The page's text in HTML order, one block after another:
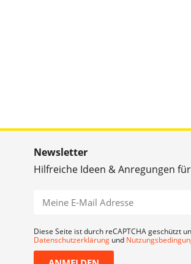
Newsletter
Hilfreiche Ideen & Anregungen
Diese Seite ist durch reCAPTCHA geschützt
Datenschutzerklärung und